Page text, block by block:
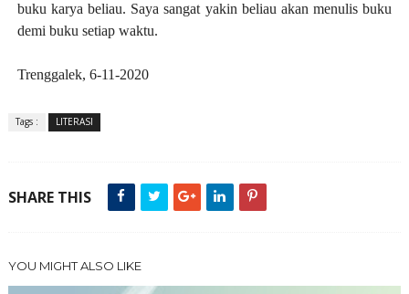
buku karya beliau. Saya sangat yakin beliau akan menulis buku
demi buku setiap waktu.
Trenggalek, 6-11-2020
Tags : LITERASI
SHARE THIS
YOU MIGHT ALSO LIKE